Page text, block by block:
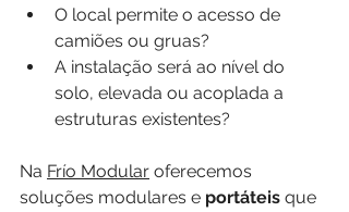
O local permite o acesso de
camiões ou gruas?
A instalação será ao nível do
solo, elevada ou acoplada a
estruturas existentes?
Na Frío Modular oferecemos
soluções modulares e portáteis que